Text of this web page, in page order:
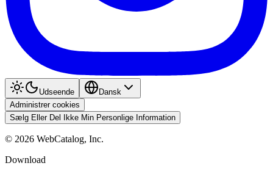
Udseende
Dansk
Administrer cookies
Sælg Eller Del Ikke Min Personlige Information
© 2026 WebCatalog, Inc.
Download